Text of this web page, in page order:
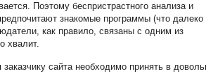
Поэтому беспристрастного анализа и
знакомые программы (что далеко
как правило, связаны с одним из
хвалит.
сайта необходимо принять в